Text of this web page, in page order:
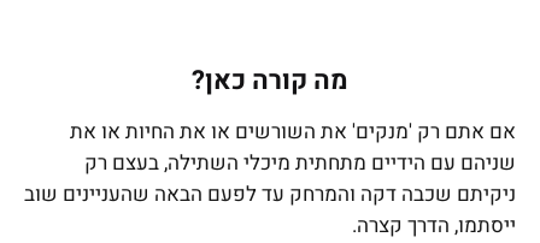
מה קורה כאן?
אם אתם רק 'מנקים' את השורשים או את החיות או את
שניהם עם הידיים מתחתית מיכלי השתילה, בעצם רק
ניקיתם שכבה דקה והמרחק עד לפעם הבאה שהעניינים שוב
ייסתמו, הדרך קצרה.